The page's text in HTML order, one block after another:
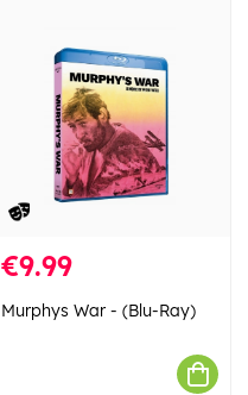
€9.99
Murphys War - (Blu-Ray)